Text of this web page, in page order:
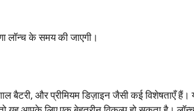
लॉन्च के समय की जाएगी।​
बैटरी, और प्रीमियम डिज़ाइन जैसी कई विशेषताएँ